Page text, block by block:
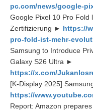
pc.com/news/google-
Google Pixel 10 Pro Fold
Zertifizierung ► https://
pro-fold-ist-mehr-
Samsung to Introduce
Galaxy S26 Ultra ►
https://x.com/
[K-Display 2025]
https://
Report: Amazon